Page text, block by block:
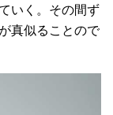
いく。その間ず
真似ることので